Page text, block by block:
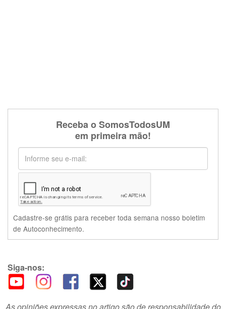
Receba o SomosTodosUM
em primeira mão!
Cadastre-se grátis para receber toda semana nosso boletim
de Autoconhecimento.
Siga-nos:
As opiniões expressas no artigo são de responsabilidade do